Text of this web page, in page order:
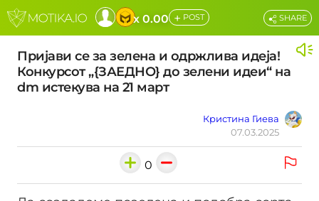
x 0.00 + POST
Пријави се за зелена и одржлива идеја!
Конкурсот „{ЗАЕДНО} до зелени идеи“ на
dm истекува на 21 март
Кристина Гиева
07.03.2025
SHARE
0